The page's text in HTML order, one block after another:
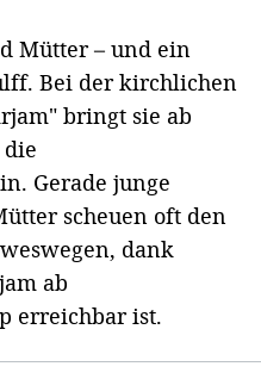
Mütter – und ein
Bei der kirchlichen
bringt sie ab
Gerade junge
scheuen oft den
dank
ab
erreichbar ist.